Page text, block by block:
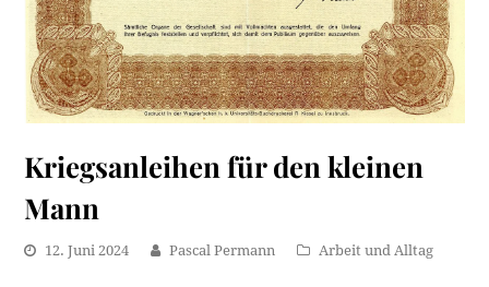
Kriegsanleihen für den kleinen
Mann
12. Juni 2024 Pascal Permann Arbeit und Alltag